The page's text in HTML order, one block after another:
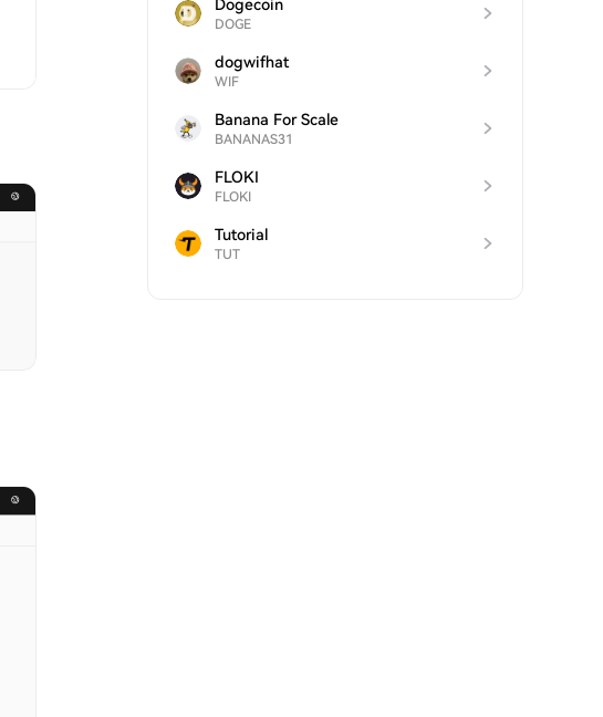
Dogecoin
DOGE
dogwifhat
WIF
Banana For Scale
BANANAS31
FLOKI
FLOKI
Tutorial
TUT